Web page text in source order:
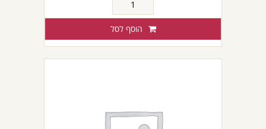
של
ירכיים
עוף
הוסף לסל